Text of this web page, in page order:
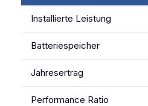
Installierte Leistung
Batteriespeicher
Jahresertrag
Performance Ratio